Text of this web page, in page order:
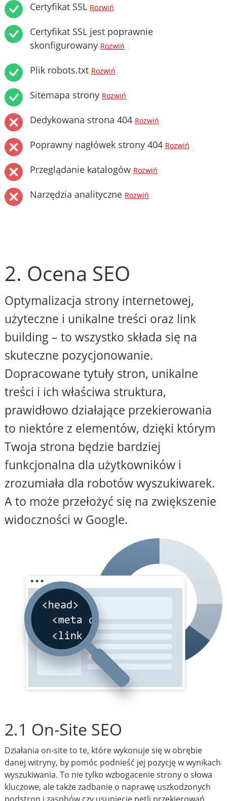
Certyfikat SSL Rozwiń
Certyfikat SSL jest poprawnie
skonfigurowany Rozwiń
Plik robots.txt Rozwiń
Sitemapa strony Rozwiń
Dedykowana strona 404 Rozwiń
Poprawny nagłówek strony 404 Rozwiń
Przeglądanie katalogów Rozwiń
Narzędzia analityczne Rozwiń
2. Ocena SEO
Optymalizacja strony internetowej,
użyteczne i unikalne treści oraz link
building – to wszystko składa się na
skuteczne pozycjonowanie.
Dopracowane tytuły stron, unikalne
treści i ich właściwa struktura,
prawidłowo działające przekierowania
to niektóre z elementów, dzięki którym
Twoja strona będzie bardziej
funkcjonalna dla użytkowników i
zrozumiała dla robotów wyszukiwarek.
A to może przełożyć się na zwiększenie
widoczności w Google.
2.1 On-Site SEO
Działania on-site to te, które wykonuje się w obrębie
danej witryny, by pomóc podnieść jej pozycję w wynikach
wyszukiwania. To nie tylko wzbogacenie strony o słowa
kluczowe, ale także zadbanie o naprawę uszkodzonych
podstron i zasobów czy usunięcie pętli przekierowań.